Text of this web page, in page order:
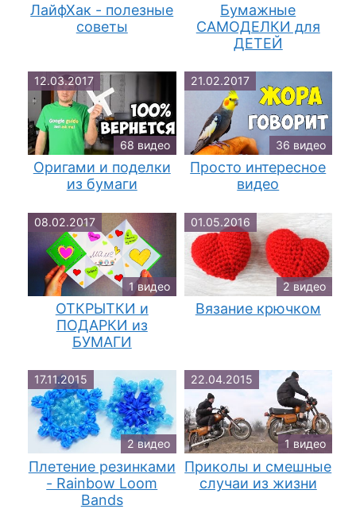
ЛайфХак - полезные
советы
Бумажные
САМОДЕЛКИ для
ДЕТЕЙ
12.03.2017
68 видео
Оригами и поделки
из бумаги
21.02.2017
36 видео
Просто интересное
видео
08.02.2017
1 видео
ОТКРЫТКИ и
ПОДАРКИ из
БУМАГИ
01.05.2016
2 видео
Вязание крючком
17.11.2015
2 видео
Плетение резинками
- Rainbow Loom
Bands
22.04.2015
1 видео
Приколы и смешные
случаи из жизни